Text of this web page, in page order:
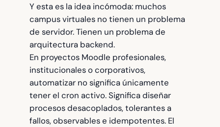
Y esta es la idea incómoda: muchos
campus virtuales no tienen un problema
de servidor. Tienen un problema de
arquitectura backend.
En proyectos Moodle profesionales,
institucionales o corporativos,
automatizar no significa únicamente
tener el cron activo. Significa diseñar
procesos desacoplados, tolerantes a
fallos, observables e idempotentes. El